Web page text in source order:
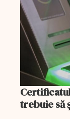
trebuie să